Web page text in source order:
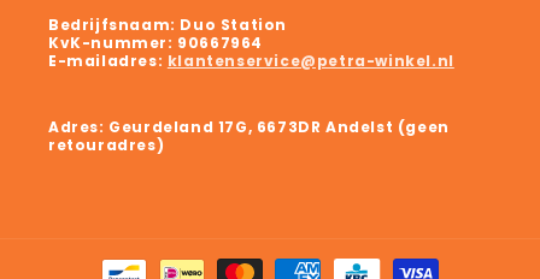
Bedrijfsnaam: Duo Station
KvK-nummer: 90667964
E-mailadres: klantenservice@petra-winkel.nl
Adres: Geurdeland 17G, 6673DR Andelst (geen
retouradres)